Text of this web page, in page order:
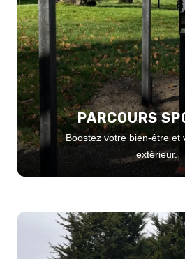
PARCOURS
Boostez votre bien-être et
extérieur.